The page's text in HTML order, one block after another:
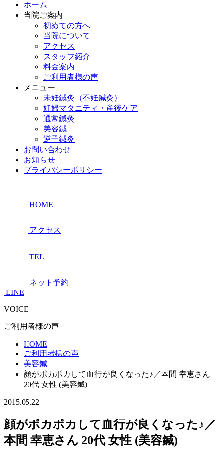
ホーム
当院ご案内
初めての方へ
当院について
アクセス
スタッフ紹介
料金案内
ご利用者様の声
メニュー
未妊鍼灸（不妊鍼灸）
妊婦マタニティ・産後ケア
通常鍼灸
美容鍼
逆子鍼灸
お問い合わせ
お知らせ
プライバシーポリシー
HOME
アクセス
TEL
ネット予約
LINE
VOICE
ご利用者様の声
HOME
ご利用者様の声
美容鍼
顔がポカポカして血行が良くなった♪／本間 幸恵さん
20代 女性 (美容鍼)
2015.05.22
顔がポカポカして血行が良くなった♪／
本間 幸恵さん 20代 女性 (美容鍼)